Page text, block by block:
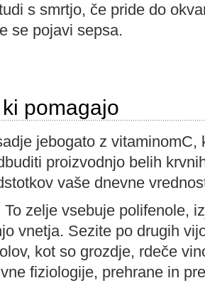
s smrtjo, če pride do
se pojavi sepsa.
pomagajo
jebogato z vitaminomC,
proizvodnjo belih
vaše dnevne
To zelje vsebuje polifenole,
vnetja. Sezite po drugih
kot so grozdje, rdeče
fiziologije, prehrane in